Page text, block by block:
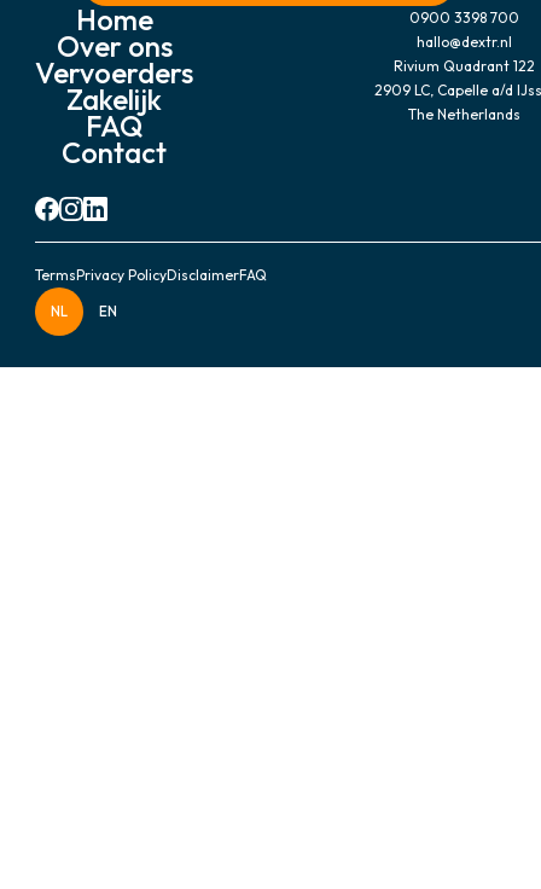
Home
Over ons
Vervoerders
Zakelijk
FAQ
Contact
0900 3398 700
hallo@dextr.nl
Rivium Quadrant 122
2909 LC, Capelle a/d
The Netherlands
TermsPrivacy PolicyDisclaimerFAQ
NL EN